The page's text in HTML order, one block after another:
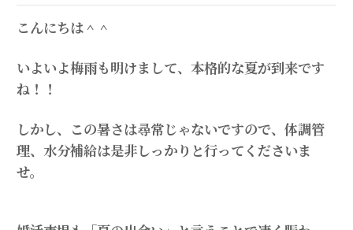
こんにちは＾＾
いよいよ梅雨も明けまして、本格的な夏が到来です
ね！！
しかし、この暑さは尋常じゃないですので、体調管
理、水分補給は是非しっかりと行ってくださいま
せ。